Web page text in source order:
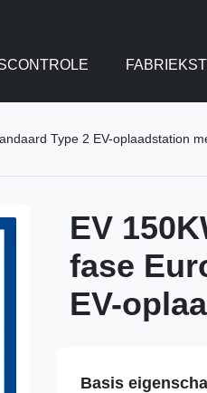
Type 2 EV-oplaadstation
EV
fase
EV-
Basis